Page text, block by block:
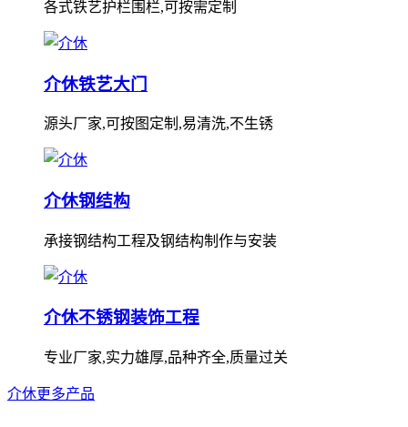
各式铁艺护栏围栏,可按需定制
介休铁艺大门
源头厂家,可按图定制,易清洗,不生锈
介休钢结构
承接钢结构工程及钢结构制作与安装
介休不锈钢装饰工程
专业厂家,实力雄厚,品种齐全,质量过关
介休更多产品